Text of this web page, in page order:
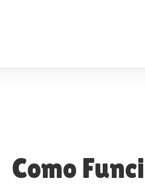
Como